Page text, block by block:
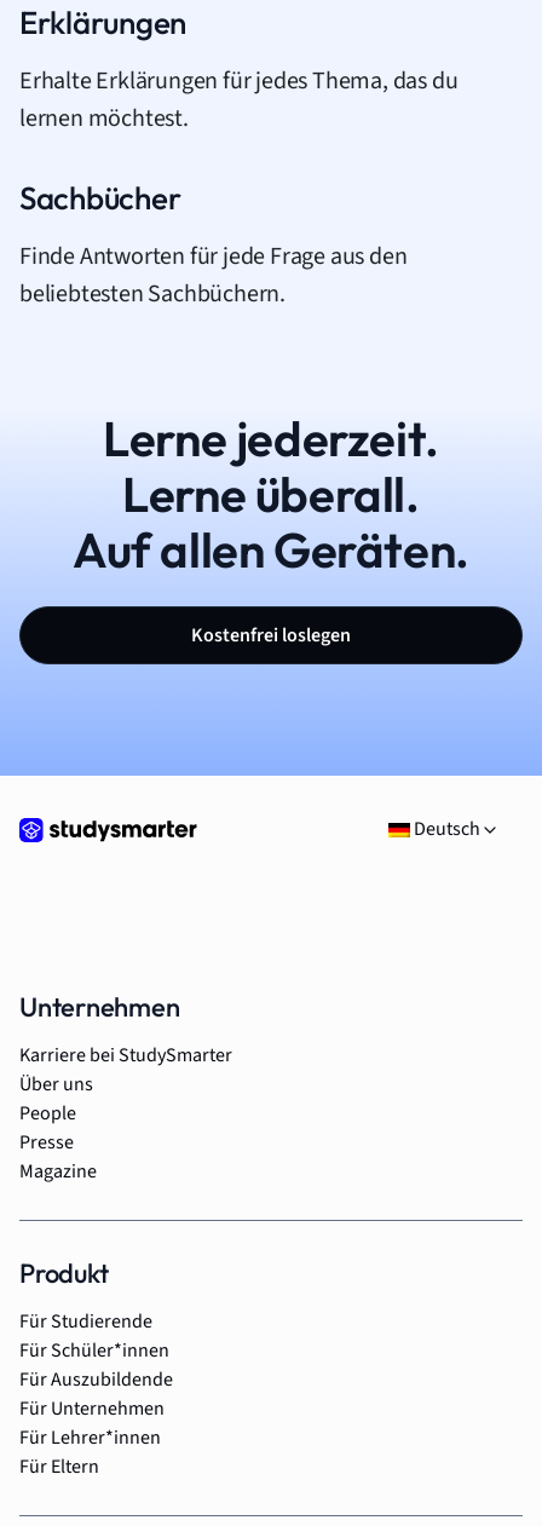
Erklärungen
Erhalte Erklärungen für jedes Thema, das du
lernen möchtest.
Sachbücher
Finde Antworten für jede Frage aus den
beliebtesten Sachbüchern.
Lerne jederzeit.
Lerne überall.
Auf allen Geräten.
Kostenfrei loslegen
Deutsch
Unternehmen
Karriere bei StudySmarter
Über uns
People
Presse
Magazine
Produkt
Für Studierende
Für Schüler*innen
Für Auszubildende
Für Unternehmen
Für Lehrer*innen
Für Eltern